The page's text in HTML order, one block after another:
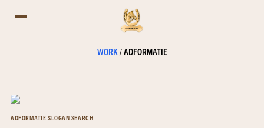
WORK/ADFORMATIE
ADFORMATIE SLOGAN SEARCH